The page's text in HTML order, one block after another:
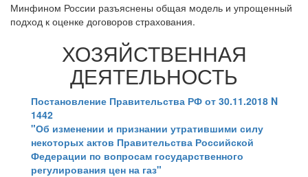
Минфином России разъяснены общая модель и упрощенный
подход к оценке договоров страхования.
ХОЗЯЙСТВЕННАЯ
ДЕЯТЕЛЬНОСТЬ
Постановление Правительства РФ от 30.11.2018 N
1442
"Об изменении и признании утратившими силу
некоторых актов Правительства Российской
Федерации по вопросам государственного
регулирования цен на газ"